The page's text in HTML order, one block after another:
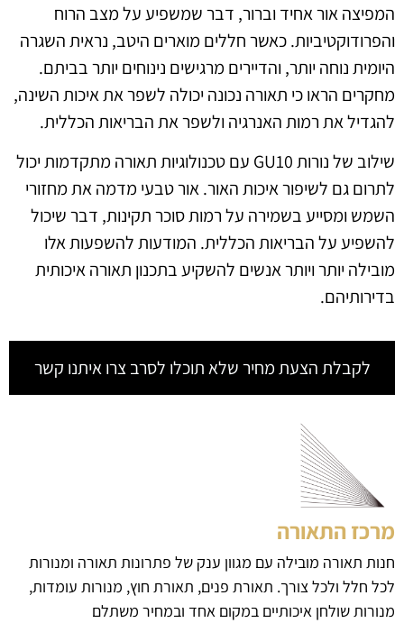
המפיצה אור אחיד וברור, דבר שמשפיע על מצב הרוח
והפרודוקטיביות. כאשר חללים מוארים היטב, נראית השגרה
היומית נוחה יותר, והדיירים מרגישים נינוחים יותר בביתם.
מחקרים הראו כי תאורה נכונה יכולה לשפר את איכות השינה,
להגדיל את רמות האנרגיה ולשפר את הבריאות הכללית.
שילוב של נורות GU10 עם טכנולוגיות תאורה מתקדמות יכול
לתרום גם לשיפור איכות האור. אור טבעי מדמה את מחזורי
השמש ומסייע בשמירה על רמות סוכר תקינות, דבר שיכול
להשפיע על הבריאות הכללית. המודעות להשפעות אלו
מובילה יותר ויותר אנשים להשקיע בתכנון תאורה איכותית
בדירותיהם.
לקבלת הצעת מחיר שלא תוכלו לסרב צרו איתנו קשר
מרכז התאורה
חנות תאורה מובילה עם מגוון ענק של פתרונות תאורה ומנורות
לכל חלל ולכל צורך. תאורת פנים, תאורת חוץ, מנורות עומדות,
מנורות שולחן איכותיים במקום אחד ובמחיר משתלם